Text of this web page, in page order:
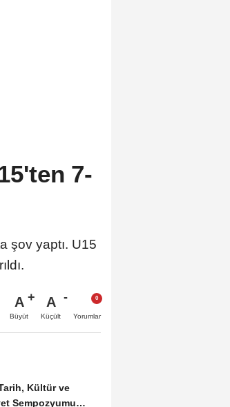
7-
şov yaptı. U15
A
Büyüt
A
Küçült Yorumlar
Kültür ve
Sempozyumu